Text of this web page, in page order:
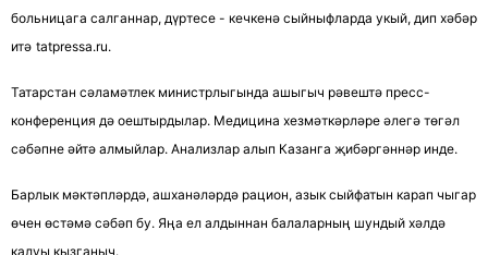
больницага салганнар, дүртесе - кечкенә сыйныфларда укый, дип хәбәр
итә tatpressa.ru.
Татарстан сәламәтлек министрлыгында ашыгыч рәвештә пресс-
конференция дә оештырдылар. Медицина хезмәткәрләре әлегә төгәл
сәбәпне әйтә алмыйлар. Анализлар алып Казанга җибәргәннәр инде.
Барлык мәктәпләрдә, ашханәләрдә рацион, азык сыйфатын карап чыгар
өчен өстәмә сәбәп бу. Яңа ел алдыннан балаларның шундый хәлдә
калуы кызганыч.